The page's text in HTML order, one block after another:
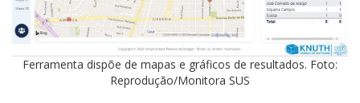
Ferramenta dispõe de mapas e gráficos de resultados. Foto:
Reprodução/Monitora SUS